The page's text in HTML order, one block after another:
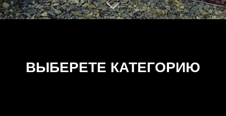
ВЫБЕРЕТЕ КАТЕГОРИЮ